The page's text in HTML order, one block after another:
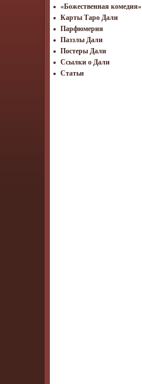
«Божественная комедия»
Карты Таро Дали
Парфюмерия
Паззлы Дали
Постеры Дали
Ссылки о Дали
Статьи